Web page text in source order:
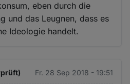
eben durch die
und das Leugnen, dass es
Ideologie handelt.
Fr. 28 Sep 2018 - 19:51